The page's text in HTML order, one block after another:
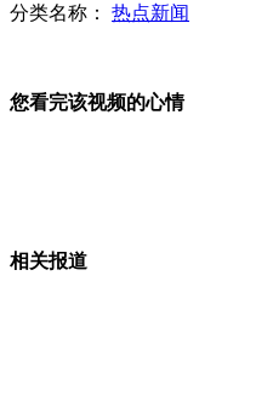
分类名称： 热点新闻
您看完该视频的心情
相关报道